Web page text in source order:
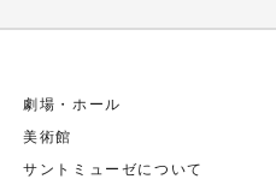
劇場・ホール
美術館
サントミューゼについて